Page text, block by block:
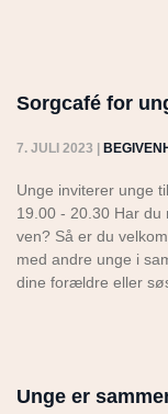
Sorgcafé for
7. JULI 2023
Unge inviterer unge
19.00 - 20.30 Har
ven? Så er du
med andre unge i
dine forældre eller
Unge er